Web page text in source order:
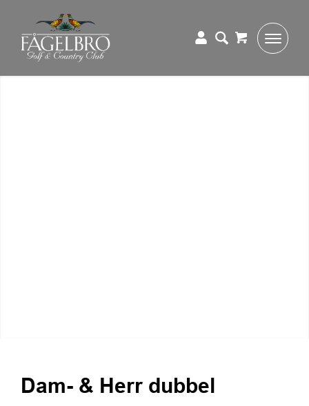
Dam- & Herr dubbel